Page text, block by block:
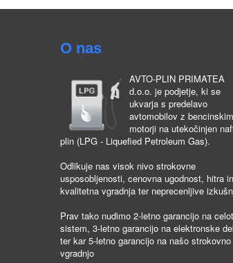
O nas
AVTO-PLIN PRIMATEA
d.o.o. je podjetje, ki se
ukvarja s predelavo
avtomobilov z
motorji na utekočinjen
plin (LPG - Liquefied Petroleum Gas).
Odlikuje nas visok nivo strokovne
usposobljenosti, cenovna ugodnost, hitra in
kvalitetna vgradnja ter neprecenljive
Prav tako nudimo 2-letno garancijo na
sistem, 3-letno garancijo na elektronske
ter kar 5-letno garancijo na našo strokovno
vgradnjo